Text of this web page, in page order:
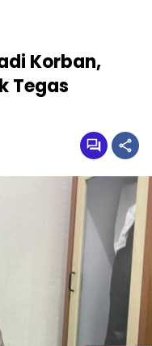
Korban,
Tegas